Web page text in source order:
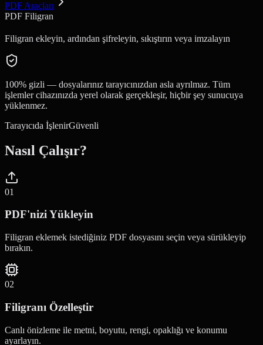
PDF Araçları
PDF Filigran
Filigran ekleyin, ardından şifreleyin, sıkıştırın veya imzalayın
100% gizli — dosyalarınız tarayıcınızdan asla ayrılmaz. Tüm
işlemler cihazınızda yerel olarak gerçekleşir, hiçbir şey sunucuya
yüklenmez.
Tarayıcıda İşlenirGüvenli
Nasıl Çalışır?
01
PDF'nizi Yükleyin
Filigran eklemek istediğiniz PDF dosyasını seçin veya sürükleyip
bırakın.
02
Filigranı Özelleştir
Canlı önizleme ile metni, boyutu, rengi, opaklığı ve konumu
ayarlayın.